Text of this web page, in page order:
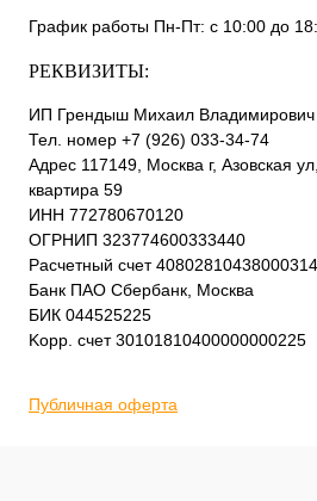
График работы Пн-Пт: с 10:00 до
РЕКВИЗИТЫ:
ИП Грендыш Михаил Владимирович
Тел. номер +7 (926) 033-34-74
Адрес 117149, Москва г, Азовская
квартира 59
ИНН 772780670120
ОГРНИП 323774600333440
Расчетный счет
Банк ПАО Сбербанк, Москва
БИК 044525225
Kорр. счет 30101810400000000225
Публичная оферта